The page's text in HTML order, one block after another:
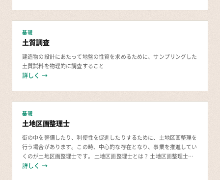
基礎
土質調査
建造物の設計にあたって地盤の性質を求めるために、サンプリングした
土質試料を物理的に調査すること
詳しく →
基礎
土地区画整理士
街の中を整備したり、利便性を促進したりするために、土地区画整理を
行う場合があります。この時、中心的な存在となり、事業を推進してい
くのが土地区画整理士です。 土地区画整理士とは？ 土地区画整理士
は、スムーズに土地区画整理事業を進めるため
詳しく →